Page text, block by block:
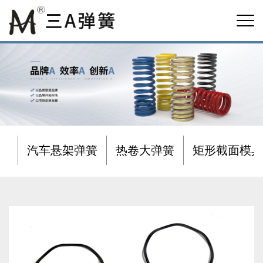
汽车悬架弹簧 热卷大弹簧 矩形截面模